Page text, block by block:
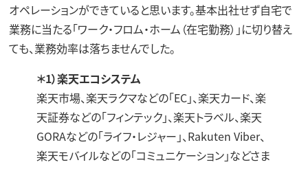
オペレーションができていると思います。基本出社せず自宅で
業務に当たる「ワーク・フロム・ホーム（在宅勤務）」に切り替え
ても、業務効率は落ちませんでした。
＊1）楽天エコシステム
楽天市場、楽天ラクマなどの「EC」、楽天カード、楽
天証券などの「フィンテック」、楽天トラベル、楽天
GORAなどの「ライフ・レジャー」、Rakuten Viber、
楽天モバイルなどの「コミュニケーション」などさま